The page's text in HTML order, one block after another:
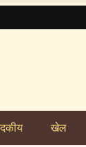
खेल